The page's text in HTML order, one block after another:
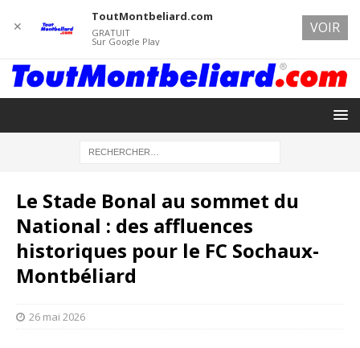
Le Stade Bonal au sommet du
National : des affluences
historiques pour le FC Sochaux-
Montbéliard
26 mai 2026
✕
ToutMontbeliard.com
GRATUIT
Sur Google Play
VOIR